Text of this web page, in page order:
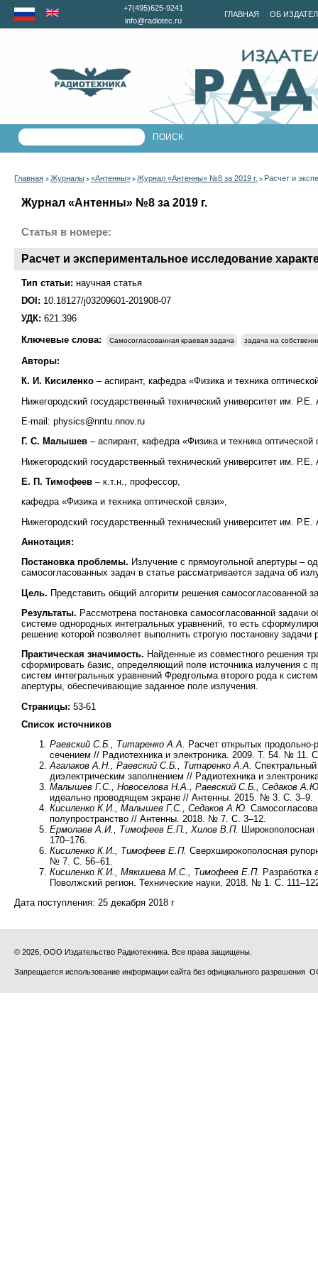
ГЛАВНАЯ ОБ
+7(495)625-9241
info@radiotec.ru
Главная > Журналы > «Антенны» > Журнал «Антенны» №8 за 2019 г. > Расчет и
Журнал «Антенны» №8 за 2019 г.
Статья в номере:
Расчет и экспериментальное исследование
Тип статьи: научная статья
DOI: 10.18127/j03209601-201908-07
УДК: 621.396
Ключевые слова:
Самосогласованная краевая задача задача на
Авторы:
К. И. Кисиленко – аспирант, кафедра «Физика и техника
Нижегородский государственный технический университет им. Р.Е.
E-mail: physics@nntu.nnov.ru
Г. С. Малышев – аспирант, кафедра «Физика и техника оптической
Нижегородский государственный технический университет им. Р.Е.
Е. П. Тимофеев – к.т.н., профессор,
кафедра «Физика и техника оптической связи»,
Нижегородский государственный технический университет им. Р.Е.
Аннотация:
Постановка проблемы. Излучение с прямоугольной апертуры –
самосогласованных задач в статье рассматривается задача об
Цель. Представить общий алгоритм решения самосогласованной
Результаты. Рассмотрена постановка самосогласованной задачи
системе однородных интегральных уравнений, то есть
решение которой позволяет выполнить строгую постановку задачи
Практическая значимость. Найденные из совместного решения
сформировать базис, определяющий поле источника излучения с
систем интегральных уравнений Фредгольма второго рода к
апертуры, обеспечивающие заданное поле излучения.
Страницы: 53-61
Список источников
Раевский С.Б., Титаренко А.А.
Расчет открытых
сечением // Радиотехника и электроника. 2009. Т. 54. № 11.
Агалаков А.Н., Раевский С.Б., Титаренко А.А.
диэлектрическим заполнением // Радиотехника и
Малышев Г.С., Новоселова Н.А., Раевский С.Б., Седаков
идеально проводящем экране // Антенны. 2015. № 3. С. 3–9.
Кисиленко К.И., Малышев Г.С., Седаков А.Ю.
полупространство // Антенны. 2018. № 7. С. 3–12.
Ермолаев А.И., Тимофеев Е.П., Хилов В.П.
170–176.
Кисиленко К.И., Тимофеев Е.П. Сверхширокополосная
№ 7. С. 56–61.
Кисиленко К.И., Мякишева М.С., Тимофеев Е.П. Разработка
Поволжский регион. Технические науки. 2018. № 1. С.
Дата поступления: 25 декабря 2018 г
© 2026, ООО Издательство Радиотехника. Все права защищены.
Запрещается использование информации сайта без официального разрешения